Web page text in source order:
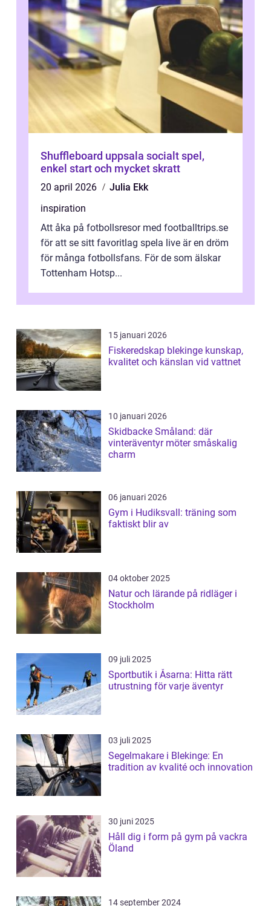
Shuffleboard uppsala socialt spel,
enkel start och mycket skratt
20 april 2026
Julia Ekk
inspiration
Att åka på fotbollsresor med footballtrips.se
för att se sitt favoritlag spela live är en dröm
för många fotbollsfans. För de som älskar
Tottenham Hotsp...
15 januari 2026
Fiskeredskap blekinge kunskap,
kvalitet och känslan vid vattnet
10 januari 2026
Skidbacke Småland: där
vinteräventyr möter småskalig
charm
06 januari 2026
Gym i Hudiksvall: träning som
faktiskt blir av
04 oktober 2025
Natur och lärande på ridläger i
Stockholm
09 juli 2025
Sportbutik i Åsarna: Hitta rätt
utrustning för varje äventyr
03 juli 2025
Segelmakare i Blekinge: En
tradition av kvalité och innovation
30 juni 2025
Håll dig i form på gym på vackra
Öland
14 september 2024